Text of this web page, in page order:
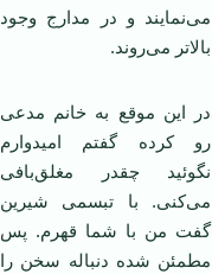
می‌نمایند و در مدارج وجود
بالا‌تر می‌روند.
در این موقع به خانم مدعی
رو کرده گفتم امیدوارم
نگوئید چقدر مغلق‌بافی
می‌کنی. با تبسمی شیرین
گفت من با شما قهرم. پس
مطمئن شده دنباله سخن را